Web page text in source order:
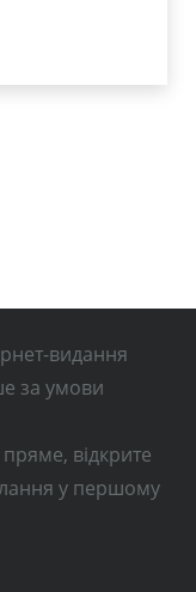
видання
за умови
відкрите
у першому